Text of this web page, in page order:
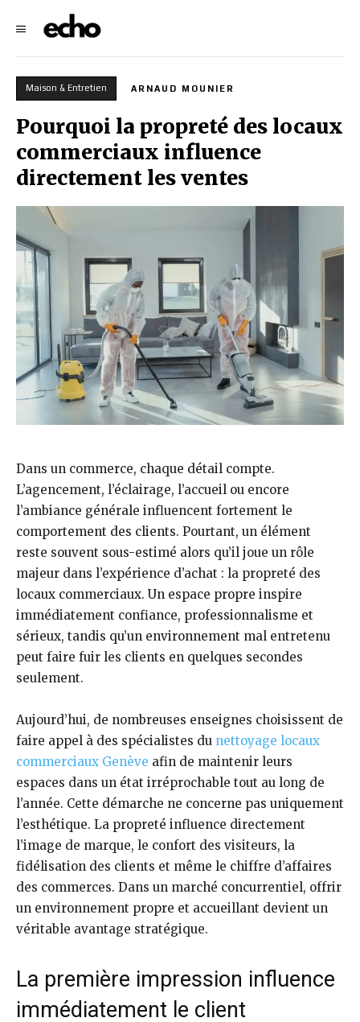
Maison & Entretien ARNAUD MOUNIER
Pourquoi la propreté des locaux
commerciaux influence
directement les ventes
Dans un commerce, chaque détail compte.
L’agencement, l’éclairage, l’accueil ou encore
l’ambiance générale influencent fortement le
comportement des clients. Pourtant, un élément
reste souvent sous-estimé alors qu’il joue un rôle
majeur dans l’expérience d’achat : la propreté des
locaux commerciaux. Un espace propre inspire
immédiatement confiance, professionnalisme et
sérieux, tandis qu’un environnement mal entretenu
peut faire fuir les clients en quelques secondes
seulement.
Aujourd’hui, de nombreuses enseignes choisissent de
faire appel à des spécialistes du nettoyage locaux
commerciaux Genève afin de maintenir leurs
espaces dans un état irréprochable tout au long de
l’année. Cette démarche ne concerne pas uniquement
l’esthétique. La propreté influence directement
l’image de marque, le confort des visiteurs, la
fidélisation des clients et même le chiffre d’affaires
des commerces. Dans un marché concurrentiel, offrir
un environnement propre et accueillant devient un
véritable avantage stratégique.
La première impression influence
immédiatement le client